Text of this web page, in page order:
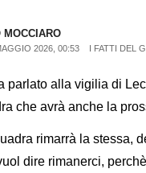
MOCCIARO
2026, 00:53 I FATTI DEL
parlato alla vigilia di
che avrà anche la
rimarrà la stessa,
dire rimanerci,